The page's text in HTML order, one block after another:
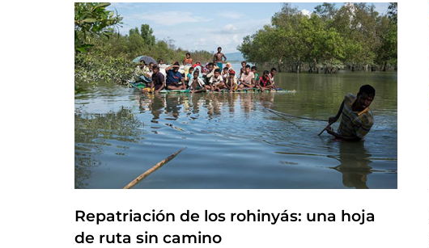
Repatriación de los rohinyás: una hoja
de ruta sin camino